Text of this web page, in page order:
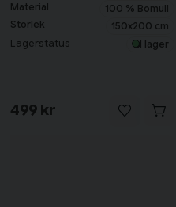
Material
100 % Bomull
Storlek
150x200 cm
Lagerstatus I lager
499 kr